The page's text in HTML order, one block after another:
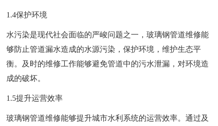
1.4保护环境
水污染是现代社会面临的严峻问题之一，玻璃钢管道维修能
够防止管道漏水造成的水源污染，保护环境，维护生态平
衡。及时的维修工作能够避免管道中的污水泄漏，对环境造
成的破坏。
1.5提升运营效率
玻璃钢管道维修能够提升城市水利系统的运营效率。通过及